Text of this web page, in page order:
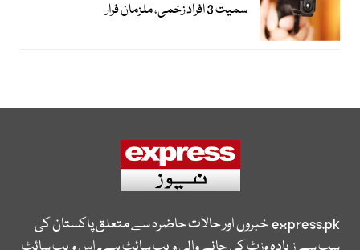
سمیت 3 افراد زخمی، ملزمان فرار
express.pkخبروں اور حالات حاضرہ سے متعلق پاکستان کی